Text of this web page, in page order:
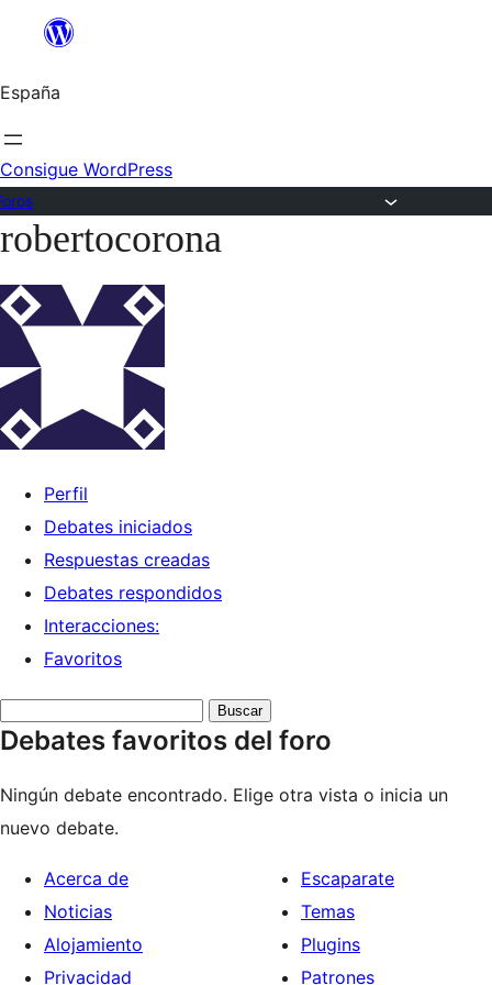
Saltar
contenido
España
Consigue WordPress
Saltar
contenido
robertocorona
Perfil
Debates iniciados
Respuestas creadas
Debates respondidos
Interacciones:
Favoritos
debates:
Debates favoritos del foro
Ningún debate encontrado. Elige otra vista o inicia un
nuevo debate.
Acerca de
Noticias
Alojamiento
Privacidad
Escaparate
Temas
Plugins
Patrones